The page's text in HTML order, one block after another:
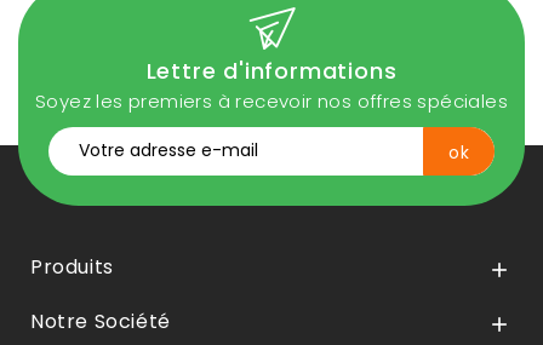
Lettre d'informations
Soyez les premiers à recevoir nos offres spéciales
Produits 
Notre Société 